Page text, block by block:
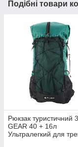
Подібні товари
Рюкзак туристичний
GEAR 40 + 16л
Ультралегкий для